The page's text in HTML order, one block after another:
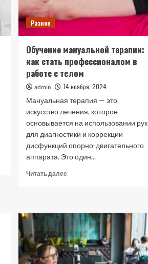
Разное
Обучение мануальной терапии:
как стать профессионалом в
работе с телом
admin
14 ноября, 2024
Мануальная терапия — это
искусство лечения, которое
основывается на использовании рук
для диагностики и коррекции
дисфункций опорно-двигательного
аппарата. Это один...
Читать далееПрочитать
мануальной
терапии:
как
стать
профессионалом
в